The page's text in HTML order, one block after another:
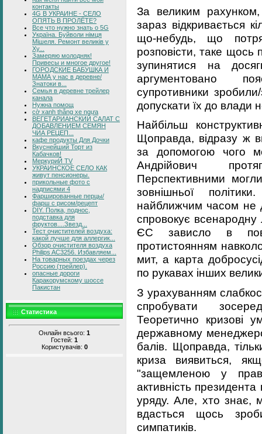
контакты
4G В УКРАИНЕ - СЕЛО
ОПЯТЬ В ПРОЛЁТЕ?
Все что нужно знать о 5G
Україна. Буйволи німця
Мішеля. Ремонт великів у
Ху...
Замеряю молодняк!
Привесы и многое другое!
ГОРОДСКИЕ БАБУШКА И
МАМА у нас в деревне/
Знатоки в...
Семья в деревне трейлер
канала
Нужна помощ
cờ xanh thắng xe ngựa
ВЕГЕТАРИАНСКИЙ САЛАТ С
ДОБАВЛЕНИЕМ СЕМЯН
ЧИА РЕЦЕП...
кафе продукты Для Дочки
Вкуснейший Торт из
Кабачков!
МеркуриЙ TV
УКРАИНСКОЕ СЕЛО КАК
живут пенсионеры.
прикольные фото с
надписями 4
Фаршированные перцы/
фарш с рисом/рецепт
DIY. Полка, поднос,
подставка для
фруктов....Звезд...
Тест очистителей воздуха:
какой лучше для аллергик...
Обзор очистителя воздуха
Philips AC3256. Избавляем...
На товарных поездах через
Россию (трейлер).
опасные дороги
Каракорумскому шоссе
Пакистан
Статистика
Онлайн всього: 1
Гостей: 1
Користувачів: 0
За великим
зараз відкривається
що-небудь, що
розповісти, таке щось
зупинятися на
аргументовано
супротивники
допускати їх до влади
Найбільш
Щоправда, відразу ж
за допомогою чого
Андрійович
Перспективними
зовнішньої
найближчим часом не
спровокує
ЄС зависло в
протистоянням
мит, а карта
по рукавах інших
З урахуванням
спробувати
Теоретично кризові
державному
балів. Щоправда,
криза виявиться,
"защемленою у
активність президента
уряду. Але, хто знає,
вдасться щось
симпатиків.